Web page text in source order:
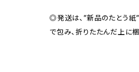
◎発送は、”新品のたとう紙
で包み、折りたたんだ上に梱